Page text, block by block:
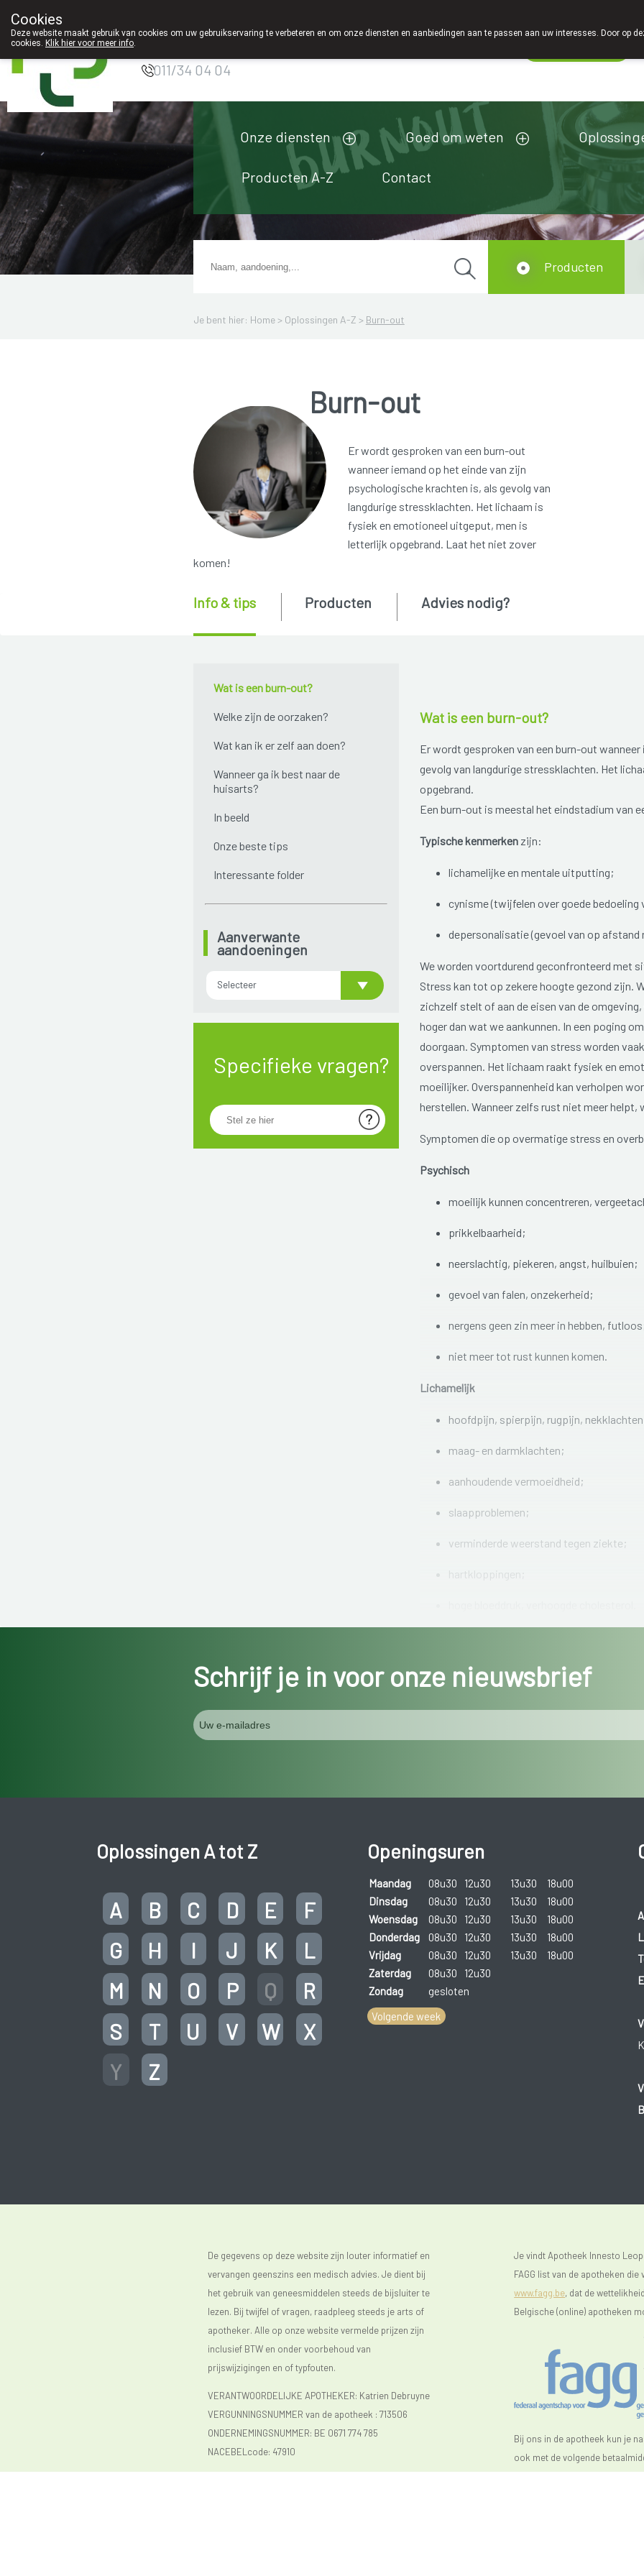
Apotheek Innesto
Leopoldsburg
011/34 04 04
Onze diensten Goed om weten
Producten A-Z Contact
Je bent hier: Home > Oplossingen A-Z > Burn-out
Producten
Burn-out
Er wordt gesproken van een burn-out
wanneer iemand op het einde van zijn
psychologische krachten is, als gevolg van
langdurige stressklachten. Het lichaam is
fysiek en emotioneel uitgeput, men is
letterlijk opgebrand. Laat het niet zover
komen!
Wat is een burn-out?
Welke zijn de oorzaken?
Wat kan ik er zelf aan doen?
Wanneer ga ik best naar de
huisarts?
In beeld
Onze beste tips
Interessante folder
Aanverwante
aandoeningen
Selecteer
Specifieke vragen?
Info & tips Producten Advies nodig?
Wat is een burn-out?
Er wordt gesproken van een burn-out
gevolg van langdurige stressklachten. Het
opgebrand.
Een burn-out is meestal het eindstadium van
Typische kenmerkenzijn:
lichamelijke en mentale uitputting;
cynisme (twijfelen over goede bedoeling
depersonalisatie (gevoel van op afstand
We worden voortdurend geconfronteerd met
Stress kan tot op zekere hoogte gezond zijn.
zichzelf stelt of aan de eisen van de
hoger dan wat we aankunnen. In een poging
doorgaan. Symptomen van stress worden
overspannen. Het lichaam raakt fysiek en
moeilijker. Overspannenheid kan verholpen
herstellen. Wanneer zelfs rust niet meer helpt,
Symptomen die op overmatige stress en
Psychisch
moeilijk kunnen concentreren,
prikkelbaarheid;
neerslachtig, piekeren, angst, huilbuien;
gevoel van falen, onzekerheid;
nergens geen zin meer in hebben,
niet meer tot rust kunnen komen.
Lichamelijk
hoofdpijn, spierpijn, rugpijn,
maag- en darmklachten;
aanhoudende vermoeidheid;
slaapproblemen;
verminderde weerstand tegen ziekte;
hartkloppingen;
contact met anderen vermijden;
Schrijf je in voor onze nieuwsbrief
Oplossingen A tot Z
A B C D E
F
G
H I J K
L
M
N O P Q
R
S
T U V W
X
Y
Z
Openingsuren
Maandag 08u30 12u30 13u30
18u00
Dinsdag
08u30 12u30 13u30
18u00
Woensdag
08u30 12u30 13u30
18u00
Donderdag
08u30 12u30 13u30
18u00
Vrijdag
08u30 12u30 13u30
18u00
Zaterdag
08u30
12u30
Zondag
gesloten
Volgende week
De gegevens op deze website zijn louter informatief en
vervangen geenszins een medisch advies. Je dient bij
het gebruik van geneesmiddelen steeds de bijsluiter te
lezen. Bij twijfel of vragen, raadpleeg steeds je arts of
apotheker. Alle op onze website vermelde prijzen zijn
inclusief BTW en onder voorbehoud van
prijswijzigingen en of typfouten.
VERANTWOORDELIJKE APOTHEKER: Katrien Debruyne
VERGUNNINGSNUMMER van de apotheek : 713506
ONDERNEMINGSNUMMER: BE 0671 774 785
NACEBELcode: 47910
Je vindt Apotheek Innesto
FAGG list van de apotheken die
www.fagg.be, dat de
Belgische (online) apotheken
Bij ons in de apotheek kun je
ook met de volgende
Cookies
Deze website maakt gebruik van cookies om uw gebruikservaring te verbeteren en om onze diensten en aanbiedingen aan te passen aan uw interesses. Door op
cookies. Klik hier voor meer info.